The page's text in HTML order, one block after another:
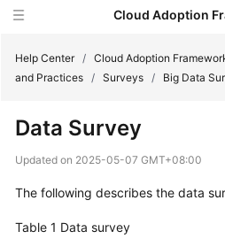
Cloud Adoption
Adoption
Framework
Practices
Help Center / Cloud Adoption
and Practices / Surveys / Big Data
Data Survey
Updated on 2025-05-07 GMT+08:00
The following describes the data
Table 1 Data survey